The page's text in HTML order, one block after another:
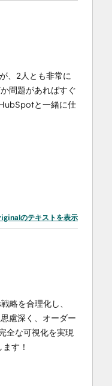
、2人とも非常に
問題があればすぐ
と一緒に仕
のテキストを表示
略を合理化し、
慮深く、オーダー
全な可視化を実現
す！